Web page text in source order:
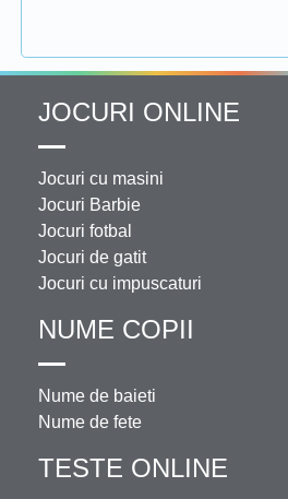
JOCURI ONLINE
Jocuri cu masini
Jocuri Barbie
Jocuri fotbal
Jocuri de gatit
Jocuri cu impuscaturi
NUME COPII
Nume de baieti
Nume de fete
TESTE ONLINE